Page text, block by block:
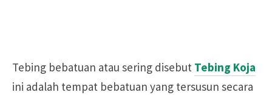
Tebing bebatuan atau sering disebut Tebing Koja
ini adalah tempat bebatuan yang tersusun secara